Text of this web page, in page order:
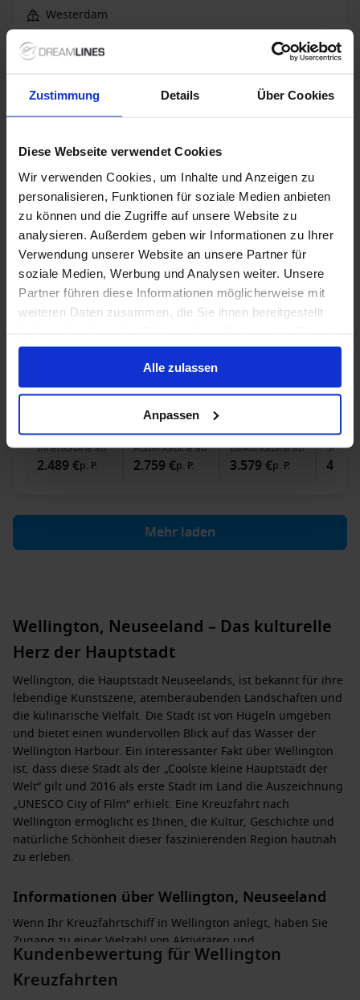
Zustimmung Details Über Cookies
Diese Webseite verwendet Cookies
Wir verwenden Cookies, um Inhalte und Anzeigen zu
personalisieren, Funktionen für soziale Medien anbieten
zu können und die Zugriffe auf unsere Website zu
analysieren. Außerdem geben wir Informationen zu Ihrer
Verwendung unserer Website an unsere Partner für
soziale Medien, Werbung und Analysen weiter. Unsere
Partner führen diese Informationen möglicherweise mit
weiteren Daten zusammen, die Sie ihnen bereitgestellt
gesammelt haben.
Alle zulassen
Anpassen
Westerdam
Vollpension
Innenkabineab
4.529 € p. P.
4.818 €
Außenkabineab
4.999 € p. P.
5.318 €
6.739 €p. P.
6.877 €
Nur Kreuzfahrt
Neuseeland ab Sydney auf der Westerdam
Ab / An Sydney, Australien
Westerdam
Bis zu 299 € Bordguthaben
Innenkabineab
2.489 €p. P.
Außenkabineab
2.759 €p. P.
Balkonkabineab
3.579 €p. P.
Suite
Mehr laden
Wellington, Neuseeland – Das kulturelle
Herz der Hauptstadt
Wellington, die Hauptstadt Neuseelands, ist bekannt für ihre
lebendige Kunstszene, atemberaubenden Landschaften und
die kulinarische Vielfalt. Die Stadt ist von Hügeln umgeben
und bietet einen wundervollen Blick auf das Wasser der
Wellington Harbour. Ein interessanter Fakt über Wellington
ist, dass diese Stadt als der „Coolste kleine Hauptstadt der
Welt“ gilt und 2016 als erste Stadt im Land die Auszeichnung
„UNESCO City of Film“ erhielt. Eine Kreuzfahrt nach
Wellington ermöglicht es Ihnen, die Kultur, Geschichte und
natürliche Schönheit dieser faszinierenden Region hautnah
zu erleben.
Informationen über Wellington, Neuseeland
Wenn Ihr Kreuzfahrtschiff in Wellington anlegt, haben Sie
Zugang zu einer Vielzahl von Aktivitäten und
Sehenswürdigkeiten:
Kundenbewertung für Wellington
Kreuzfahrten